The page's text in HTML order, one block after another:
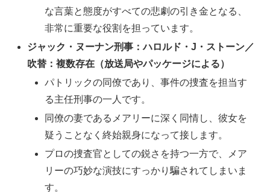
な言葉と態度がすべての悲劇の引き金となる、
非常に重要な役割を担っています。
ジャック・ヌーナン刑事：ハロルド・J・ストーン／
吹替：複数存在（放送局やパッケージによる）
パトリックの同僚であり、事件の捜査を担当す
る主任刑事の一人です。
同僚の妻であるメアリーに深く同情し、彼女を
疑うことなく終始親身になって接します。
プロの捜査官としての鋭さを持つ一方で、メア
リーの巧妙な演技にすっかり騙されてしまいま
す。